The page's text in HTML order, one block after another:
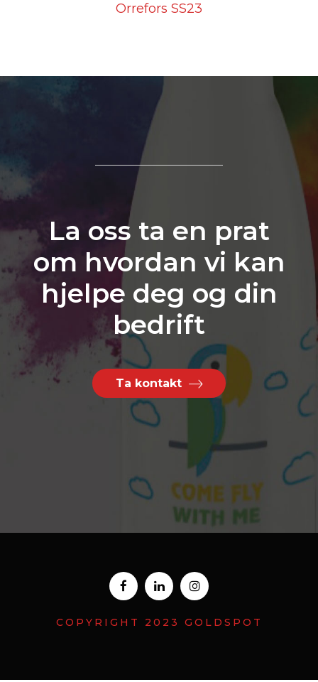
Orrefors SS23
La oss ta en prat
om hvordan vi kan
hjelpe deg og din
bedrift
Ta kontakt
COPYRIGHT 2023 GOLDSPOT